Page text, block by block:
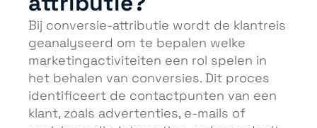
Bij conversie-attributie wordt de klantreis
geanalyseerd om te bepalen welke
marketingactiviteiten een rol spelen in
het behalen van conversies. Dit proces
identificeert de contactpunten van een
klant, zoals advertenties, e-mails of